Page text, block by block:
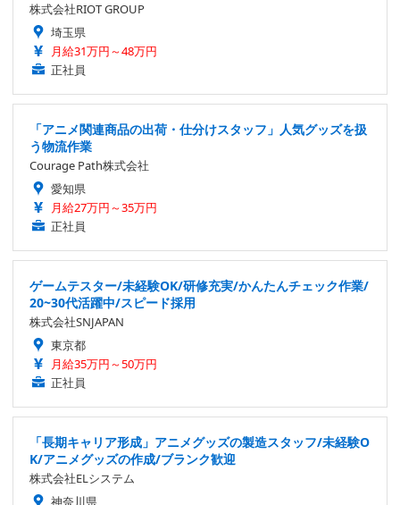
株式会社RIOT GROUP
埼玉県
月給31万円～48万円
正社員
「アニメ関連商品の出荷・仕分けスタッフ」人気グッズを扱
う物流作業
Courage Path株式会社
愛知県
月給27万円～35万円
正社員
ゲームテスター/未経験OK/研修充実/かんたんチェック作業/
20~30代活躍中/スピード採用
株式会社SNJAPAN
東京都
月給35万円～50万円
正社員
「長期キャリア形成」アニメグッズの製造スタッフ/未経験O
K/アニメグッズの作成/ブランク歓迎
株式会社ELシステム
神奈川県